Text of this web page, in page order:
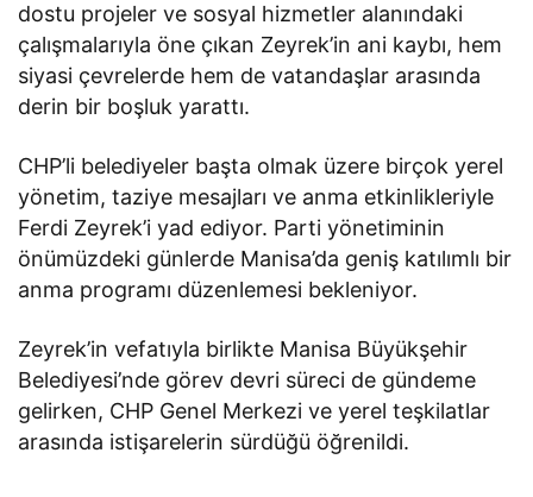
dostu projeler ve sosyal hizmetler alanındaki
çalışmalarıyla öne çıkan Zeyrek’in ani kaybı, hem
siyasi çevrelerde hem de vatandaşlar arasında
derin bir boşluk yarattı.
CHP’li belediyeler başta olmak üzere birçok yerel
yönetim, taziye mesajları ve anma etkinlikleriyle
Ferdi Zeyrek’i yad ediyor. Parti yönetiminin
önümüzdeki günlerde Manisa’da geniş katılımlı bir
anma programı düzenlemesi bekleniyor.
Zeyrek’in vefatıyla birlikte Manisa Büyükşehir
Belediyesi’nde görev devri süreci de gündeme
gelirken, CHP Genel Merkezi ve yerel teşkilatlar
arasında istişarelerin sürdüğü öğrenildi.